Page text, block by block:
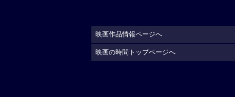
映画作品情報ページへ
映画の時間トップページへ